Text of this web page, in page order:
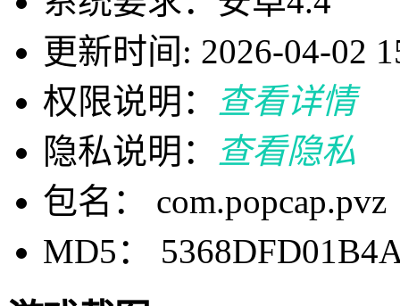
更新时间: 2026-04-02
权限说明：
查看详情
隐私说明：
查看隐私
包名： com.popcap.pvz
MD5：